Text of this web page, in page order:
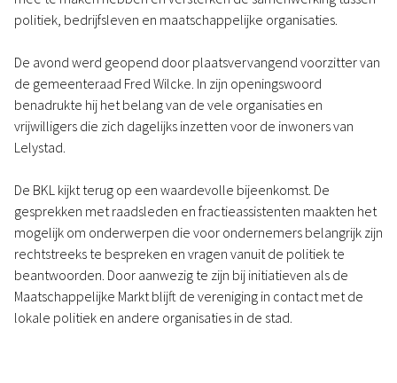
politiek, bedrijfsleven en maatschappelijke organisaties.
De avond werd geopend door plaatsvervangend voorzitter van
de gemeenteraad Fred Wilcke. In zijn openingswoord
benadrukte hij het belang van de vele organisaties en
vrijwilligers die zich dagelijks inzetten voor de inwoners van
Lelystad.
De BKL kijkt terug op een waardevolle bijeenkomst. De
gesprekken met raadsleden en fractieassistenten maakten het
mogelijk om onderwerpen die voor ondernemers belangrijk zijn
rechtstreeks te bespreken en vragen vanuit de politiek te
beantwoorden. Door aanwezig te zijn bij initiatieven als de
Maatschappelijke Markt blijft de vereniging in contact met de
lokale politiek en andere organisaties in de stad.